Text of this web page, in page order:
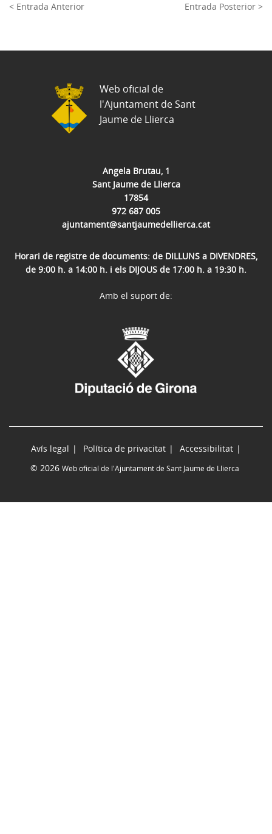
< Entrada Anterior Entrada Posterior >
Angela Brutau, 1
Sant Jaume de Llierca
17854
972 687 005
ajuntament@santjaumedellierca.cat
Horari de registre de documents: de DILLUNS a DIVENDRES,
de 9:00 h. a 14:00 h. i els DIJOUS de 17:00 h. a 19:30 h.
Web oficial de
l'Ajuntament de Sant
Jaume de Llierca
Avís legal Política de privacitat
Accessibilitat
© 2026 Web oficial de l'Ajuntament de Sant Jaume de Llierca
Amb el suport de: